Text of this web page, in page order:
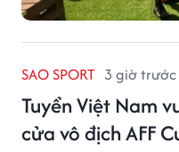
SAO SPORT 3 giờ trước
Tuyển Việt Nam
cửa vô địch AFF